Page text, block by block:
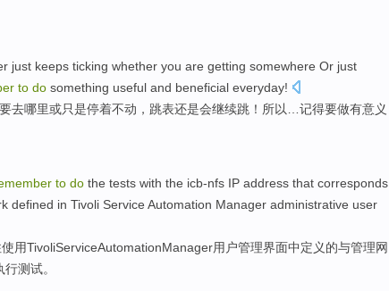
just keeps ticking whether you are getting somewhere Or just
to do something useful and beneficial everyday!
要去哪里或只是停着不动， 跳表还是会继续跳！ 所以 记得要做有意义
to do the tests with the icb-nfs IP address that corresponds
defined in Tivoli Service Automation Manager administrative user
使用TivoliServiceAutomationManager用户管理界面中定义的与管理网
行测试。